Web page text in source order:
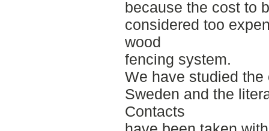
because the cost to
considered too
wood
fencing system.
We have studied
Sweden and the
Contacts